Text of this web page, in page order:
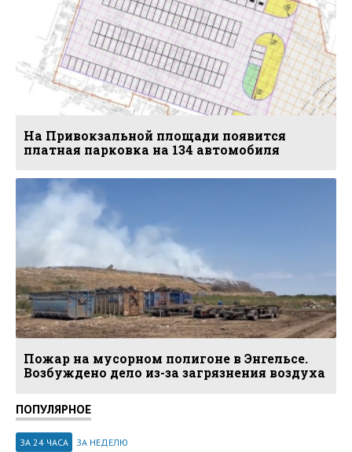
На Привокзальной площади появится
платная парковка на 134 автомобиля
Пожар на мусорном полигоне в Энгельсе.
Возбуждено дело из-за загрязнения воздуха
ПОПУЛЯРНОЕ
ЗА 24 ЧАСА ЗА НЕДЕЛЮ